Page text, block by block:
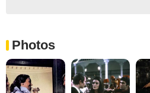
Photos